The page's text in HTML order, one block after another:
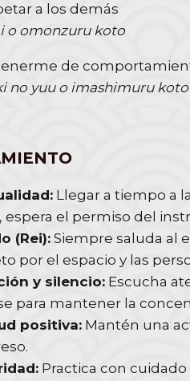
a los demás
o omonzuru koto
de
no yuu o imashimuru koto
Llegar a tiempo a
espera el permiso del
(Rei):Siempre saluda al
por el espacio y las
y silencio:Escucha
para mantener la
positiva:Mantén una
Practica con